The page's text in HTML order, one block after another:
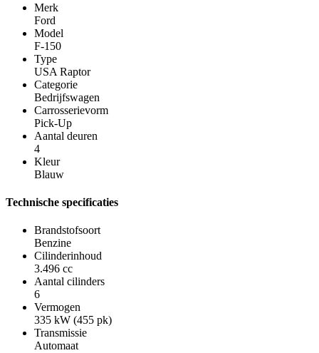
Merk
Ford
Model
F-150
Type
USA Raptor
Categorie
Bedrijfswagen
Carrosserievorm
Pick-Up
Aantal deuren
4
Kleur
Blauw
Technische specificaties
Brandstofsoort
Benzine
Cilinderinhoud
3.496 cc
Aantal cilinders
6
Vermogen
335 kW (455 pk)
Transmissie
Automaat